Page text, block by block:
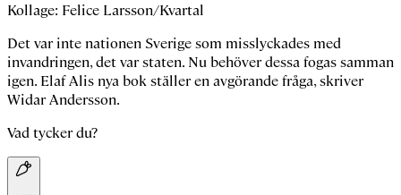
Kollage: Felice Larsson/Kvartal
Det var inte nationen Sverige som misslyckades med
invandringen, det var staten. Nu behöver dessa fogas samman
igen. Elaf Alis nya bok ställer en avgörande fråga, skriver
Widar Andersson.
Vad tycker du?